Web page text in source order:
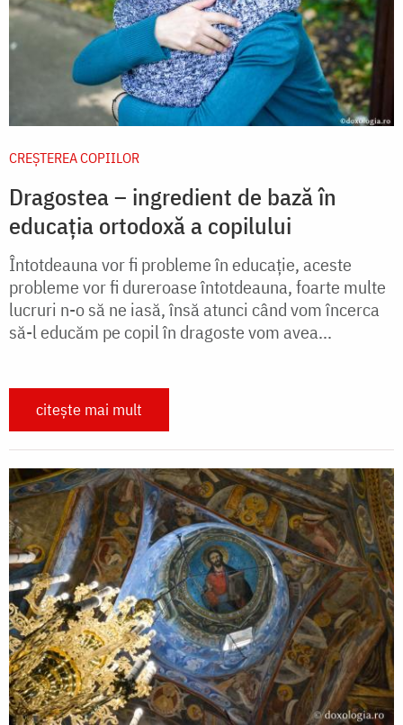
CREŞTEREA COPIILOR
Dragostea – ingredient de bază în
educația ortodoxă a copilului
Întotdeauna vor fi probleme în educaţie, aceste
probleme vor fi dureroase întotdeauna, foarte multe
lucruri n-o să ne iasă, însă atunci când vom încerca
să-l educăm pe copil în dragoste vom avea...
citește mai mult